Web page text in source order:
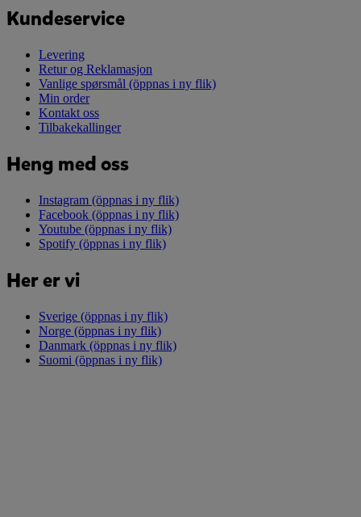
Kundeservice
Levering
Retur og Reklamasjon
Vanlige spørsmål (öppnas i ny flik)
Min order
Kontakt oss
Tilbakekallinger
Heng med oss
Instagram (öppnas i ny flik)
Facebook (öppnas i ny flik)
Youtube (öppnas i ny flik)
Spotify (öppnas i ny flik)
Her er vi
Sverige (öppnas i ny flik)
Norge (öppnas i ny flik)
Danmark (öppnas i ny flik)
Suomi (öppnas i ny flik)